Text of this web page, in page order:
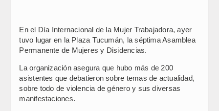
En el Día Internacional de la Mujer Trabajadora, ayer
tuvo lugar en la Plaza Tucumán, la séptima Asamblea
Permanente de Mujeres y Disidencias.
La organización asegura que hubo más de 200
asistentes que debatieron sobre temas de actualidad,
sobre todo de violencia de género y sus diversas
manifestaciones.